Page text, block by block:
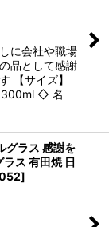
に会社や職場
品として感謝
【サイズ】
300ml ◇ 名
グラス 感謝を
ス 有田焼 日
]